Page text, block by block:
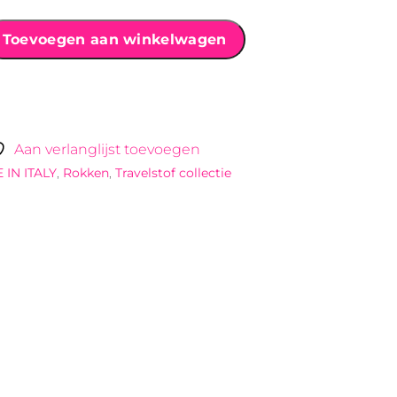
Toevoegen aan winkelwagen
Aan verlanglijst toevoegen
IN ITALY, Rokken,Travelstof collectie